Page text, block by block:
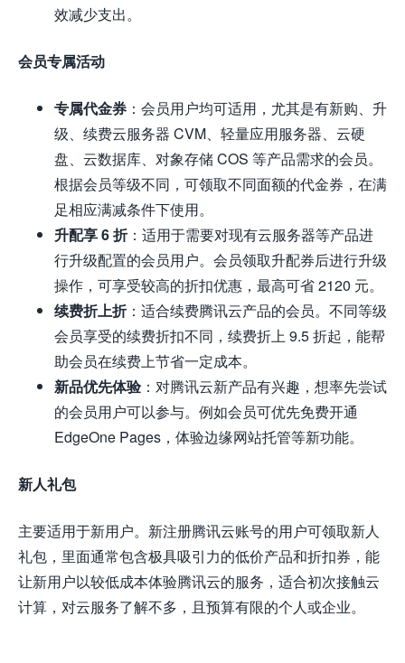
效减少支出。
会员专属活动
专属代金券 ：会员用户均可适用，尤其是有新购、升
级、续费云服务器 CVM、轻量应用服务器、云硬
盘、云数据库、对象存储 COS 等产品需求的会员。
根据会员等级不同，可领取不同面额的代金券，在满
足相应满减条件下使用。
升配享 6 折：适用于需要对现有云服务器等产品进
行升级配置的会员用户。会员领取升配券后进行升级
操作，可享受较高的折扣优惠，最高可省 2120 元。
续费折上折：适合续费腾讯云产品的会员。不同等级
会员享受的续费折扣不同，续费折上 9.5 折起，能帮
助会员在续费上节省一定成本。
新品优先体验：对腾讯云新产品有兴趣，想率先尝试
的会员用户可以参与。例如会员可优先免费开通
EdgeOne Pages，体验边缘网站托管等新功能。
新人礼包
主要适用于新用户。新注册腾讯云账号的用户可领取新人
礼包，里面通常包含极具吸引力的低价产品和折扣券，能
让新用户以较低成本体验腾讯云的服务，适合初次接触云
计算，对云服务了解不多，且预算有限的个人或企业。